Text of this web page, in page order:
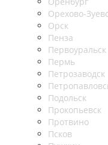
Орехово-
Орск
Пенза
Первоуральск
Пермь
Петрозаводск
Подольск
Прокопьевск
Протвино
Псков